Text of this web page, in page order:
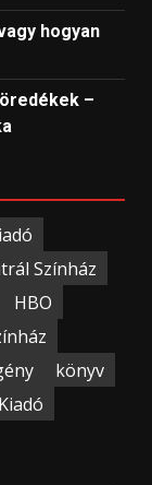
hogyan
–
Színház
HBO
könyv